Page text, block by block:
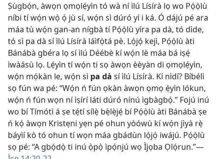
Ṣùgbọ́n, àwọn ọmọlẹ́yìn tó wà ní ìlú Lísírà lọ wo Pọ́ọ̀lù
níbi tí wọ́n wọ̀ ọ́ jù sí, wọ́n sì dúró yí i ká. Ó dájú pé ara
máa tù wọ́n gan-an nígbà tí Pọ́ọ̀lù yíra pa dà, tó dìde,
tó sì pa dà sí ìlú Lísírà láìfọ̀tá pè. Lọ́jọ́ kejì, Pọ́ọ̀lù àti
Bánábà gbéra lọ sí ìlú Déébè kí wọ́n lè máa bá iṣẹ́
ìwàásù lọ. Lẹ́yìn tí wọ́n ti sọ àwọn èèyàn di ọmọlẹ́yìn,
wọ́n mọ́kàn le, wọ́n sì pa dà sí ìlú Lísírà. Kí nìdí? Bíbélì
sọ fún wa pé: “Wọ́n ń fún ọkàn àwọn ọmọ ẹ̀yìn lókun,
wọ́n ń fún wọn ní ìṣírí láti dúró nínú ìgbàgbọ́.” Fojú inú
wo bí Tímótì á ṣe tẹ́tí sílẹ̀ bẹ̀lẹ̀jẹ́ bí Pọ́ọ̀lù àti Bánábà ṣe
ń kọ́ àwọn Kristẹni yẹn pé ohun yòówù kí wọ́n jìyà rẹ̀
báyìí kò tó ohun tí wọn máa gbádùn lọ́jọ́ iwájú. Pọ́ọ̀lù
sọ pé: “A gbọ́dọ̀ ti inú ọ̀pọ̀ ìpọ́njú wọ Ìjọba Ọlọ́run.”—